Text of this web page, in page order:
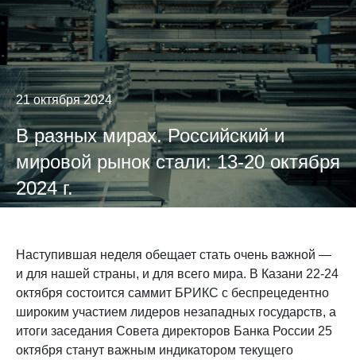
21 октября 2024
В разных мирах. Российский и
мировой рынок стали: 13-20 октября
2024 г.
Наступившая неделя обещает стать очень важной —
и для нашей страны, и для всего мира. В Казани 22-24
октября состоится саммит БРИКС с беспрецедентно
широким участием лидеров незападных государств, а
итоги заседания Совета директоров Банка России 25
октября станут важным индикатором текущего